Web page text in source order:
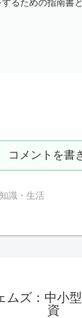
するための指南書と
コメントを書
識・生活
ムズ：中小
資